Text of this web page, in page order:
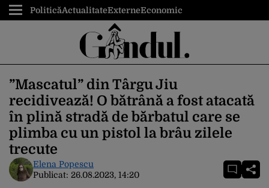
PoliticăActualitateExterneEconomic
”Mascatul” din Târgu Jiu
recidivează! O bătrână a fost atacată
în plină stradă de bărbatul care se
plimba cu un pistol la brâu zilele
trecute
Elena Popescu
Publicat: 26.08.2023, 14:20